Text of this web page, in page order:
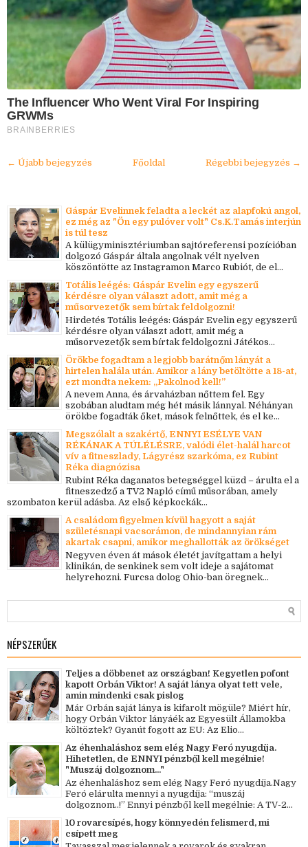
The Influencer Who Went Viral For Inspiring
GRWMs
BRAINBERRIES
← Újabb bejegyzés Régebbi bejegyzés →
Főoldal
Gáspár Evelinnek feladta a leckét az alapfokú angol,
ez még az "Ön egy pulóver volt" Cs.K.Tamás interjún
is túl tesz
A külügyminisztériumban sajtóreferensi pozícióban
dolgozó Gáspár általa angolnak vélt nyelven
köszöntötte az Instagramon Marco Rubiót, de el...
Totális leégés: Gáspár Evelin egy egyszerű
kérdésre olyan választ adott, amit még a
műsorvezetők sem bírtak feldolgozni!
Hirdetés Totális leégés: Gáspár Evelin egy egyszerű
kérdésre olyan választ adott, amit még a
műsorvezetők sem bírtak feldolgozni Játékos...
Örökbe fogadtam a legjobb barátnőm lányát a
hirtelen halála után. Amikor a lány betöltötte a 18-at,
ezt mondta nekem: „Pakolnod kell!”
A nevem Anna, és árvaházban nőttem fel. Egy
szobában aludtam még hét másik lánnyal. Néhányan
örökbe fogadták őket, mások felnőttek, és el ke...
Megszólalt a szakértő, ENNYI ESÉLYE VAN
RÉKÁNAK A TÚLÉLÉSRE, valódi élet-halál harcot
vív a fitneszlady, Lágyrész szarkóma, ez Rubint
Réka diagnózisa
Rubint Réka daganatos betegséggel küzd – árulta el a
fitneszedző a TV2 Napló című műsorában, amely
szombaton kerül adásba. Az első képkockák...
A családom figyelmen kívül hagyott a saját
születésnapi vacsorámon, de mindannyian rám
akartak csapni, amikor meghallották az örökséget
Negyven éven át mások életét javítgattam a helyi
klinikán, de senkinek sem volt ideje a sajátomat
helyrehozni. Furcsa dolog Ohio-ban öregnek...
NÉPSZERŰEK
Teljes a döbbenet az országban! Kegyetlen pofont
kapott Orbán Viktor! A saját lánya olyat tett vele,
amin mindenki csak pislog
Már Orbán saját lánya is kifarolt mögüle? Miért hír,
hogy Orbán Viktor lányáék az Egyesült Államokba
költöztek? Gyanút fogott az EU: Az Elio...
Az éhenhaláshoz sem elég Nagy Feró nyugdíja.
Hihetetlen, de ENNYI pénzből kell megélnie!
"Muszáj dolgoznom..."
Az éhenhaláshoz sem elég Nagy Feró nyugdíja.Nagy
Feró elárulta mennyi a nyugdíja: “muszáj
dolgoznom..!” Ennyi pénzből kell megélnie: A TV-2...
10 rovarcsípés, hogy könnyedén felismerd, mi
csípett meg